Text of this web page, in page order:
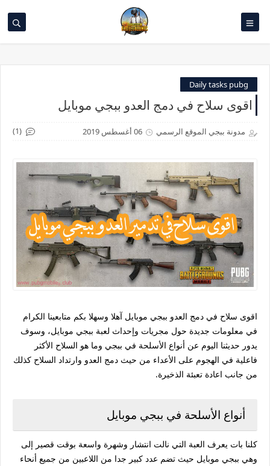
Daily tasks pubg
اقوى سلاح في دمج العدو ببجي موبايل
مدونة ببجي الموقع الرسمي 06 أغسطس 2019 (1)
اقوى سلاح في دمج العدو ببجي موبايل آهلا وسهلا بكم متابعينا الكرام
في معلومات جديدة حول مجريات وإحداث لعبة ببجي موبايل، وسوف
يدور حديثنا اليوم عن أنواع الأسلحة في ببجي وما هو السلاح الأكثر
فاعلية في الهجوم على الأعداء من حيث دمج العدو وارتداد السلاح كذلك
من جانب اعادة تعبئة الذخيرة.
أنواع الأسلحة في ببجي موبايل
كلنا بات يعرف العبة التي نالت انتشار وشهرة واسعة بوقت قصير إلى
وهي ببجي موبايل حيث تضم عدد كبير جدا من اللاعبين من جميع أنحاء